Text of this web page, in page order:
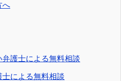
へ
護士による無料相談
による無料相談